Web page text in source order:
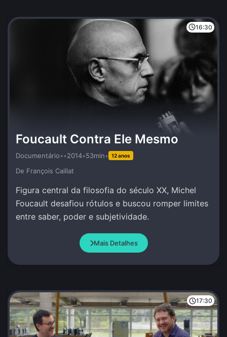
16:30
Foucault Contra Ele Mesmo
Documentário••2014•53min• 12 anos
De François Caillat
Figura central da filosofia do século XX, Michel
Foucault desafiou rótulos e buscou romper limites
entre saber, poder e subjetividade.
Mais Detalhes
17:30